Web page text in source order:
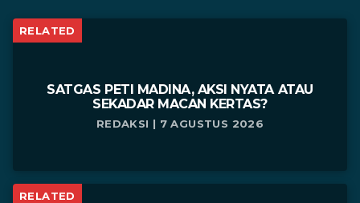
RELATED
SATGAS PETI MADINA, AKSI NYATA ATAU
SEKADAR MACAN KERTAS?
REDAKSI | 7 AGUSTUS 2026
RELATED